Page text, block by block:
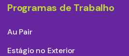
Programas de Trabalho
Au Pair
Estágio no Exterior